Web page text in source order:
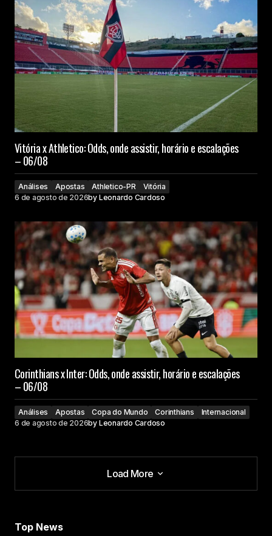
Vitória x Athletico: Odds, onde assistir, horário e escalações
– 06/08
Análises Apostas Athletico-PR
Vitória
6 de agosto de 2026by Leonardo Cardoso
Corinthians x Inter: Odds, onde assistir, horário e escalações
– 06/08
Análises Apostas Copa do Mundo Corinthians
Internacional
6 de agosto de 2026by Leonardo Cardoso
Load More
Load More
Top News